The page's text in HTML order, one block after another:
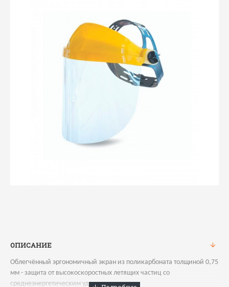
ОПИСАНИЕ
Облегчённый эргономичный экран из поликарбоната толщиной 0,75
мм - защита от высокоскоростных летящих частиц со
среднеэнергетическим ударом;